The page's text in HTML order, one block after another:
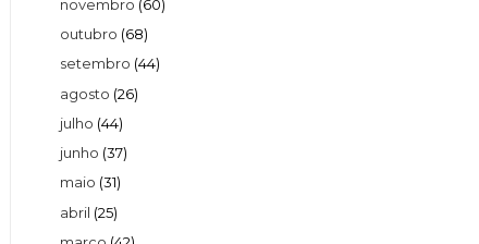
novembro (60)
outubro (68)
setembro (44)
agosto (26)
julho (44)
junho (37)
maio (31)
abril (25)